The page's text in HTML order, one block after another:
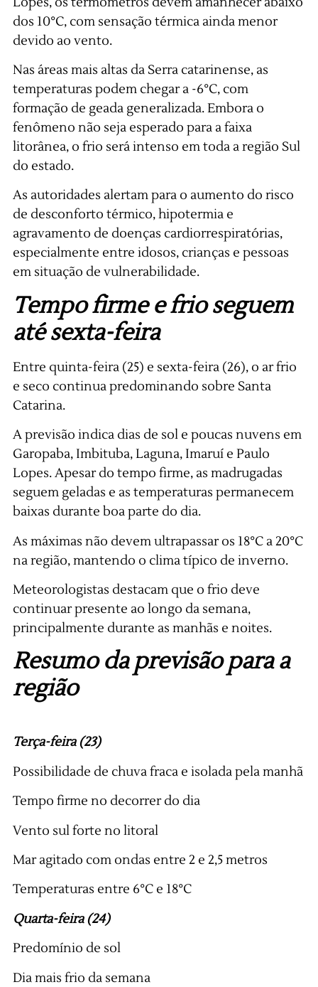
dos 10°C, com sensação térmica ainda menor
devido ao vento.
Nas áreas mais altas da Serra catarinense, as
temperaturas podem chegar a -6°C, com
formação de geada generalizada. Embora o
fenômeno não seja esperado para a faixa
litorânea, o frio será intenso em toda a região Sul
do estado.
As autoridades alertam para o aumento do risco
de desconforto térmico, hipotermia e
agravamento de doenças cardiorrespiratórias,
especialmente entre idosos, crianças e pessoas
em situação de vulnerabilidade.
Tempo firme e frio seguem
até sexta-feira
Entre quinta-feira (25) e sexta-feira (26), o ar frio
e seco continua predominando sobre Santa
Catarina.
A previsão indica dias de sol e poucas nuvens em
Garopaba, Imbituba, Laguna, Imaruí e Paulo
Lopes. Apesar do tempo firme, as madrugadas
seguem geladas e as temperaturas permanecem
baixas durante boa parte do dia.
As máximas não devem ultrapassar os 18°C a 20°C
na região, mantendo o clima típico de inverno.
Meteorologistas destacam que o frio deve
continuar presente ao longo da semana,
principalmente durante as manhãs e noites.
Resumo da previsão para a
região
Terça-feira (23)
Possibilidade de chuva fraca e isolada pela manhã
Tempo firme no decorrer do dia
Vento sul forte no litoral
Mar agitado com ondas entre 2 e 2,5 metros
Temperaturas entre 6°C e 18°C
Quarta-feira (24)
Predomínio de sol
Dia mais frio da semana